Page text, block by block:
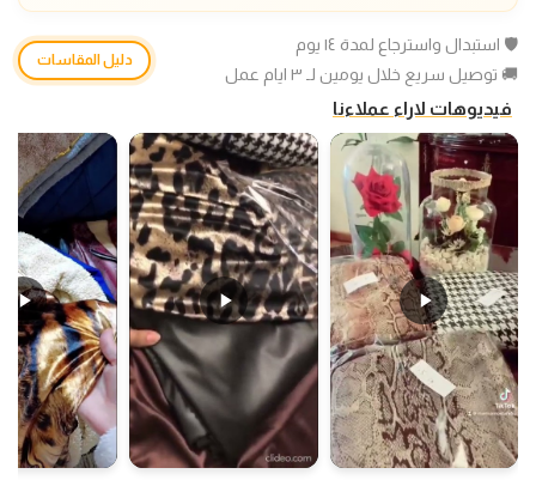
🛡️ استبدال واسترجاع لمدة ١٤ يوم
🚚 توصيل سريع خلال يومين لـ ٣ ايام عمل
دليل المقاسات
فيديوهات لاراء عملاءنا